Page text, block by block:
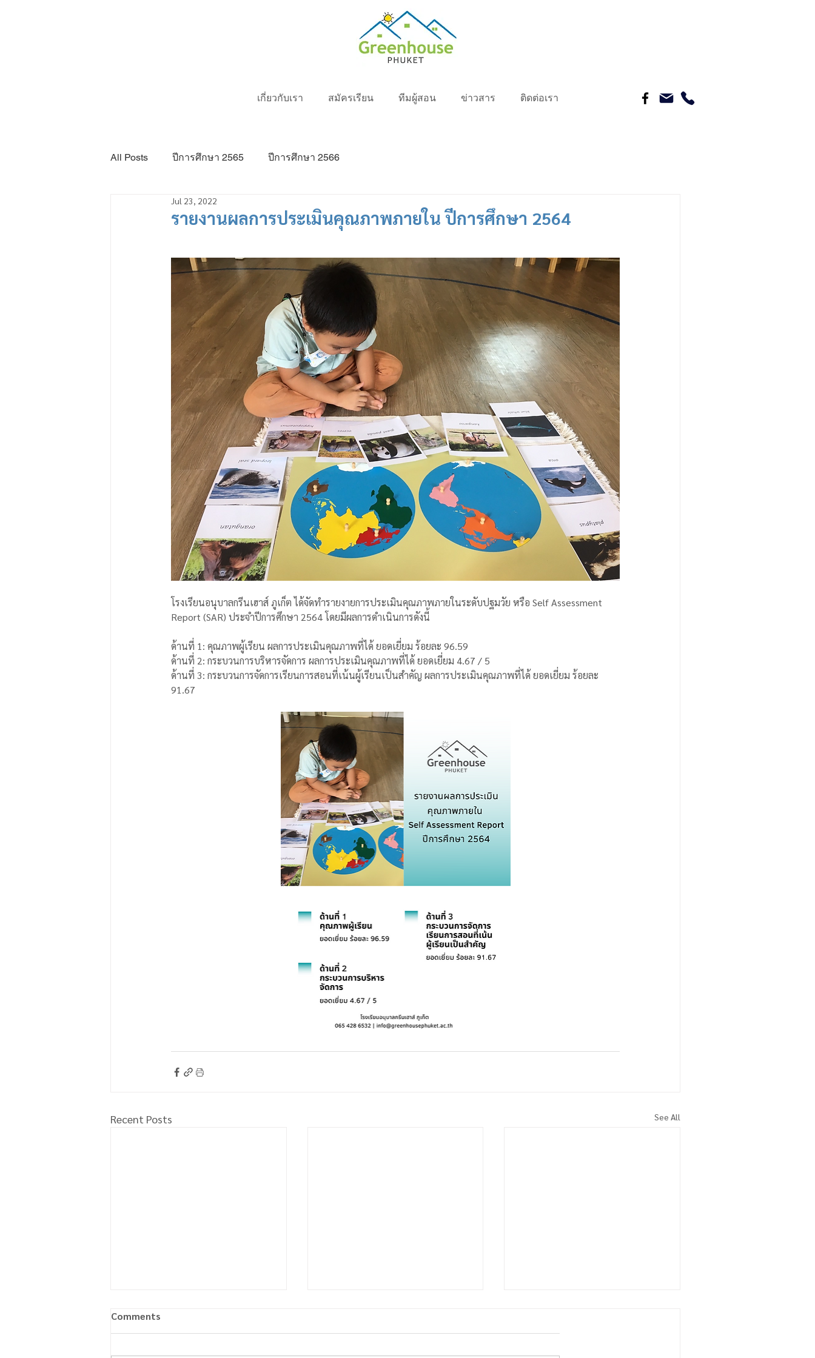
เกี่ยวกับเรา สมัครเรียน ทีมผู้สอน ข่าวสาร ติดต่อเรา
All Posts ปีการศึกษา 2565 ปีการศึกษา 2566
รายงานผลการประเมินคุณภาพภายใน ปีการศึกษา 2564
Jul 23, 2022
โรงเรียนอนุบาลกรีนเฮาส์ ภูเก็ต ได้จัดทำรายงายการประเมินคุณภาพภายในระดับปฐมวัย หรือ Self Assessment
Report (SAR) ประจำปีการศึกษา 2564 โดยมีผลการดำเนินการดังนี้
ด้านที่ 1: คุณภาพผู้เรียน ผลการประเมินคุณภาพที่ได้ ยอดเยี่ยม ร้อยละ 96.59
ด้านที่ 2: กระบวนการบริหารจัดการ ผลการประเมินคุณภาพที่ได้ ยอดเยี่ยม 4.67 / 5
ด้านที่ 3: กระบวนการจัดการเรียนการสอนที่เน้นผู้เรียนเป็นสำคัญ ผลการประเมินคุณภาพที่ได้ ยอดเยี่ยม ร้อยละ
91.67
Recent Posts See All
Comments